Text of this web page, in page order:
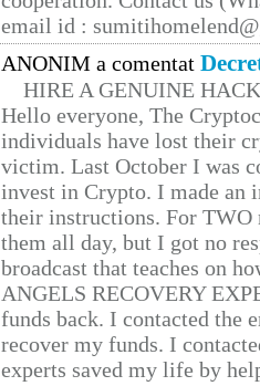
email id :
ANONIM a comentat
HIRE A GENUINE
Hello everyone, The
individuals have lost their
victim. Last October I was
invest in Crypto. I made
their instructions. For TWO
them all day, but I got no
broadcast that teaches on
ANGELS RECOVERY
funds back. I contacted the
recover my funds. I
experts saved my life by